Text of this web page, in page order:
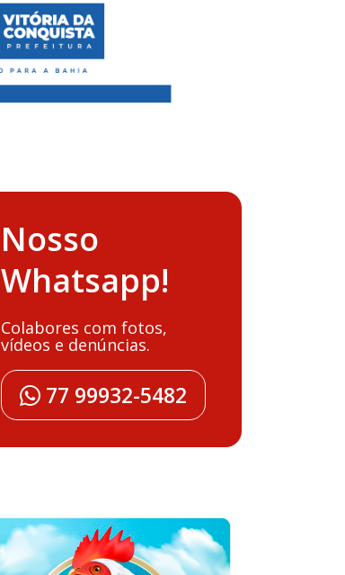
Nosso
Whatsapp!
Colabores com fotos,
vídeos e denúncias.
77 99932-5482